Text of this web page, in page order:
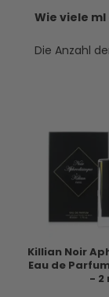
Wie viele
Die Anzahl
Killian Noir
Eau de
- 2